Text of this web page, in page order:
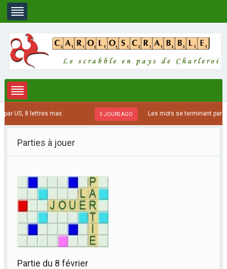
8 lettres max 5 JOURS AGO Les mots se terminant par
Parties à jouer
Partie du 8 février